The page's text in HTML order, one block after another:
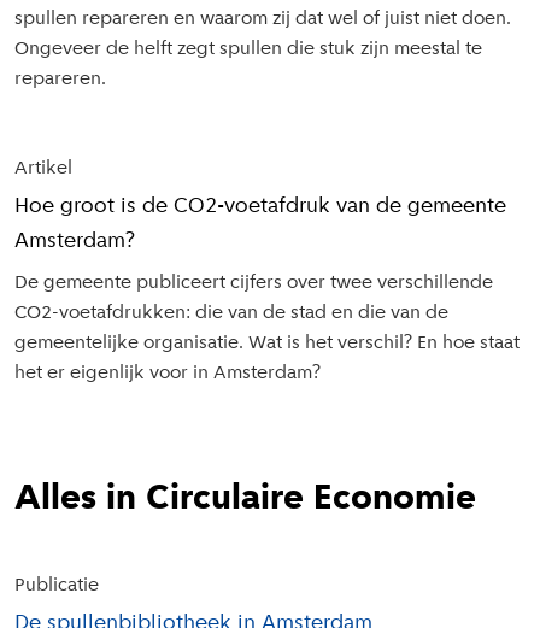
spullen repareren en waarom zij dat wel of juist niet doen.
Ongeveer de helft zegt spullen die stuk zijn meestal te
repareren.
Hoe groot is de CO2-voetafdruk van de gemeente
Amsterdam?
Artikel
De gemeente publiceert cijfers over twee verschillende
CO2-voetafdrukken: die van de stad en die van de
gemeentelijke organisatie. Wat is het verschil? En hoe staat
het er eigenlijk voor in Amsterdam?
Alles in Circulaire Economie
Publicatie